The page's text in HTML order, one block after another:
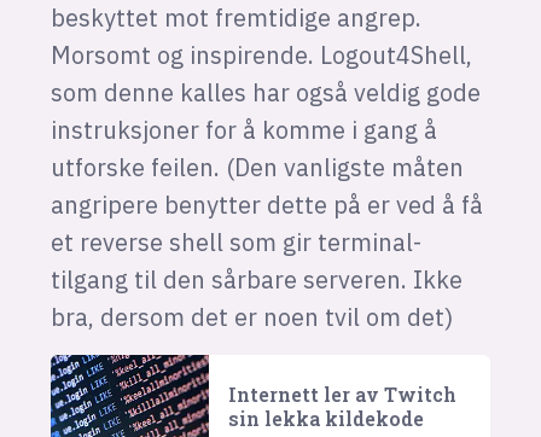
beskyttet mot fremtidige angrep.
Morsomt og inspirende. Logout4Shell,
som denne kalles har også veldig gode
instruksjoner for å komme i gang å
utforske feilen. (Den vanligste måten
angripere benytter dette på er ved å få
et reverse shell som gir terminal-
tilgang til den sårbare serveren. Ikke
bra, dersom det er noen tvil om det)
Internett ler av Twitch
sin lekka kildekode